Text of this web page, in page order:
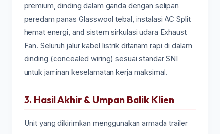
premium, dinding dalam ganda dengan selipan
peredam panas Glasswool tebal, instalasi AC Split
hemat energi, and sistem sirkulasi udara Exhaust
Fan. Seluruh jalur kabel listrik ditanam rapi di dalam
dinding (concealed wiring) sesuai standar SNI
untuk jaminan keselamatan kerja maksimal.
3. Hasil Akhir & Umpan Balik Klien
Unit yang dikirimkan menggunakan armada trailer